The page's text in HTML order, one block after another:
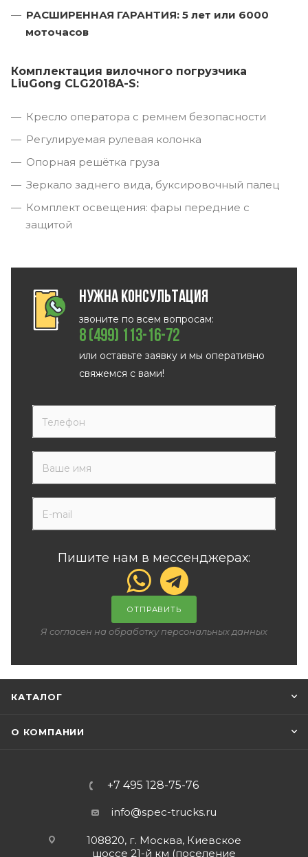
РАСШИРЕННАЯ ГАРАНТИЯ: 5 лет или 6000
моточасов
Комплектация вилочного погрузчика
LiuGong CLG2018A-S:
Кресло оператора с ремнем безопасности
Регулируемая рулевая колонка
Опорная решётка груза
Зеркало заднего вида, буксировочный палец
Комплект освещения: фары передние с
защитой
Нужна консультация
звоните по всем вопросам:
8 (499) 113-16-72
или оставьте заявку и мы оперативно
свяжемся с вами!
Пишите нам в мессенджерах:
ОТПРАВИТЬ
Я согласен на обработку персональных данных
КАТАЛОГ
О КОМПАНИИ
+7 495 128-75-76
info@spec-trucks.ru
108820, г. Москва, Киевское
шоссе 21-й км (поселение